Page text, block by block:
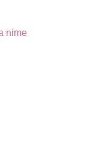
nime